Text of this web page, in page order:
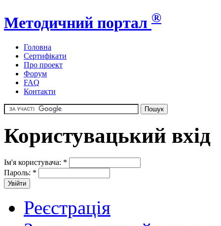
Методичний портал ®
Головна
Сертифікати
Про проект
Форум
FAQ
Контакти
Користувацький вхід
Ім'я користувача: *
Пароль: *
Реєстрація